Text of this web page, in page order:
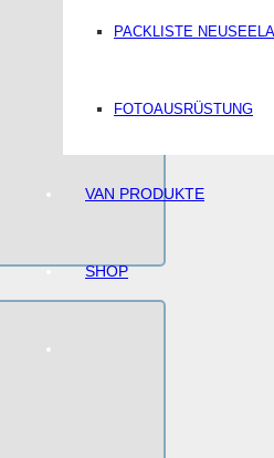
PACKLISTE
FOTOAUSRÜSTUNG
VAN PRODUKTE
SHOP